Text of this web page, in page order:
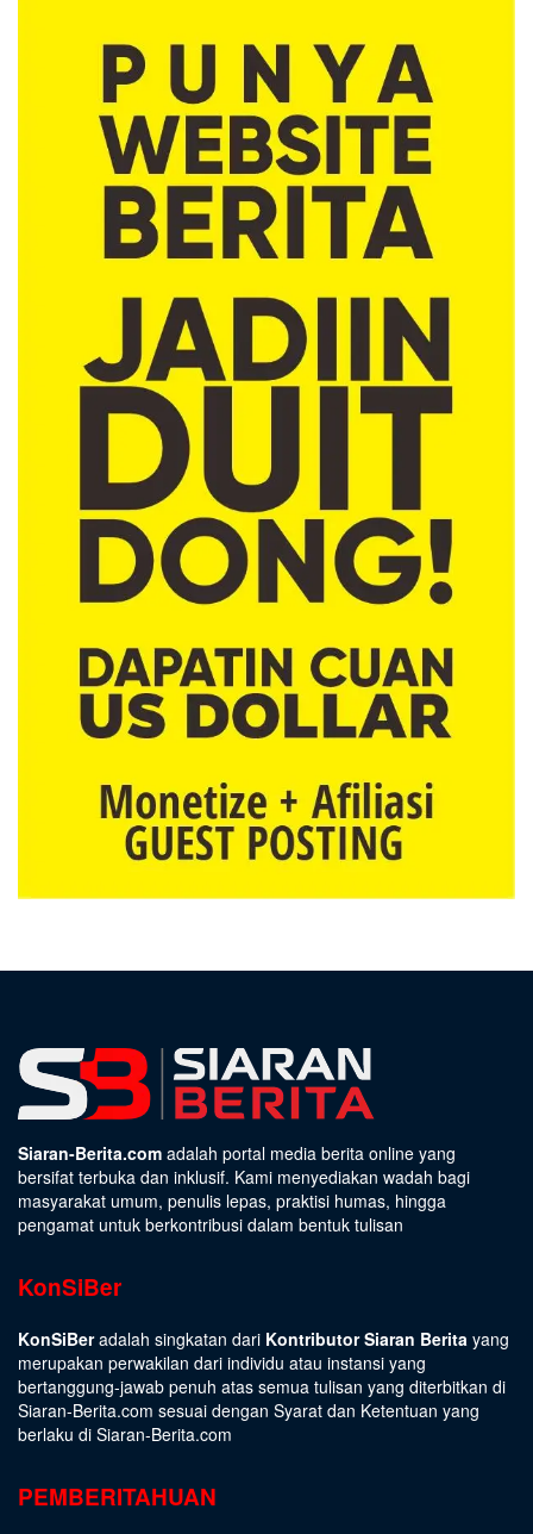
Siaran-Berita.com adalah portal media berita online yang
bersifat terbuka dan inklusif. Kami menyediakan wadah bagi
masyarakat umum, penulis lepas, praktisi humas, hingga
pengamat untuk berkontribusi dalam bentuk tulisan
KonSiBer
KonSiBeradalah singkatan dari Kontributor Siaran Berita yang
merupakan perwakilan dari individu atau instansi yang
bertanggung-jawab penuh atas semua tulisan yang diterbitkan di
Siaran-Berita.com sesuai dengan Syarat dan Ketentuan yang
berlaku di Siaran-Berita.com
PEMBERITAHUAN